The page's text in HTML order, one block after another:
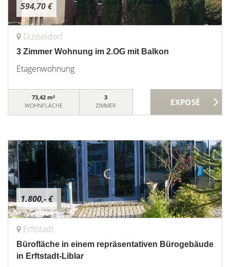
594,70 €
Düsseldorf
3 Zimmer Wohnung im 2.OG mit Balkon
Etagenwohnung
73,42 m²
WOHNFLÄCHE
3
ZIMMER
1.800,- €
Erftstadt
Bürofläche in einem repräsentativen Bürogebäude
in Erftstadt-Liblar